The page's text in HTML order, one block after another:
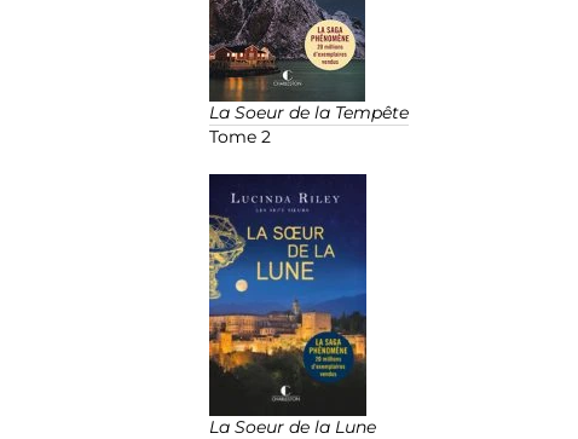
La Soeur de la Tempête
Tome 2
La Soeur de la Lune